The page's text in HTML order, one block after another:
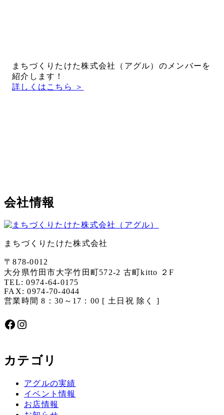
まちづくりたけた株式会社（アグル）のメンバーを
紹介します！
詳しくはこちら ＞
会社情報
まちづくりたけた株式会社
〒878-0012
大分県竹田市大字竹田町572-2 古町kitto ２F
TEL: 0974-64-0175
FAX: 0974-70-4044
営業時間 8：30～17：00 [ 土日祝 除く ]
Facebook Instagram
カテゴリ
アグルの実績
イベント情報
お店情報